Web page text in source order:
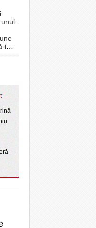
de instituție din fonduri
- 11 December 2025
fizice posibilitatea să
Declarația Unică 212
View all
TIMIŞ
DIN TIMIŞ
i